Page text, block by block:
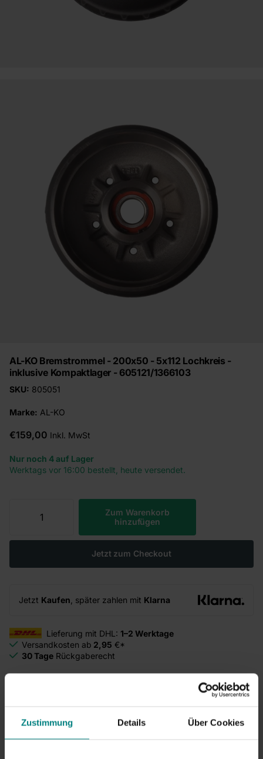
Zustimmung Details Über Cookies
AL-KO Bremstrommel - 200x50 - 5x112 Lochkreis -
inklusive Kompaktlager - 605121/1366103
SKU: 805051
Marke: AL-KO
€159,00 Inkl. MwSt
Nur noch 4 auf Lager
Werktags vor 16:00 bestellt, heute versendet.
Zum Warenkorb
hinzufügen
Jetzt zum Checkout
Jetzt Kaufen , später zahlen mit Klarna
Lieferung mit DHL: 1–2 Werktage
Versandkosten ab 2,95 €*
30 Tage Rückgaberecht